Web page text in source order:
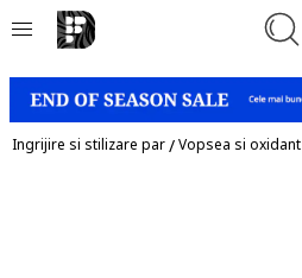
Ingrijire si stilizare par/Vopsea si oxidant